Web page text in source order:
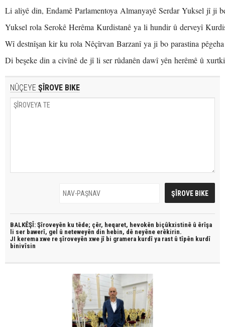
Li aliyê din, Endamê Parlamentoya Almanyayê Serdar Yuksel jî ji
Yuksel rola Serokê Herêma Kurdistanê ya li hundir û derveyî
Wî destnîşan kir ku rola Nêçîrvan Barzanî ya ji bo parastina
Di beşeke din a civînê de jî li ser rûdanên dawî yên herêmê û
NÛÇEYE ŞÎROVE BIKE
BALKÊŞÎ: Şîroveyên ku têde; çêr, heqaret, hevokên biçûkxistinê û êrîşa
li ser bawerî, gel û neteweyên din hebin, dê neyêne erêkirin.
JI kerema xwe re şîroveyên xwe jî bi gramera kurdî ya rast û tîpên kurdî
binivîsin